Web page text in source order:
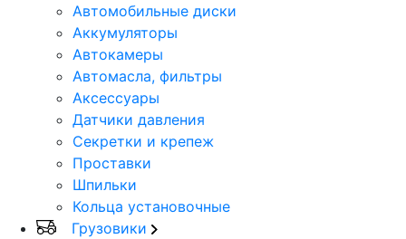
Автомобильные диски
Аккумуляторы
Автокамеры
Автомасла, фильтры
Аксессуары
Датчики давления
Секретки и крепеж
Проставки
Шпильки
Кольца установочные
Грузовики